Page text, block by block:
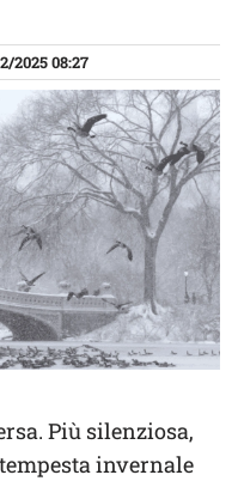
2025 08:27
Più silenziosa,
invernale